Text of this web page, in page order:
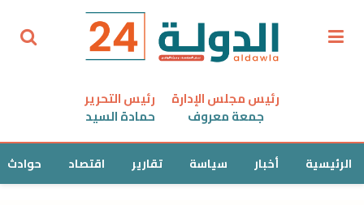
رئيس مجلس الإدارة
جمعة معروف
رئيس التحرير
حمادة السيد
الرئيسية أخبار سياسة تقارير اقتصاد حوادث